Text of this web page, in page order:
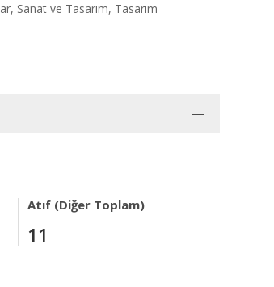
Sanat ve Tasarım, Tasarım
Atıf (Diğer Toplam)
11